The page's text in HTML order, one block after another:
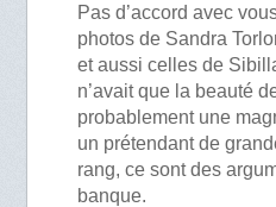
Pas d’accord avec
photos de Sandra
et aussi celles de
n’avait que la beauté
probablement une
un prétendant de
rang, ce sont des
banque.